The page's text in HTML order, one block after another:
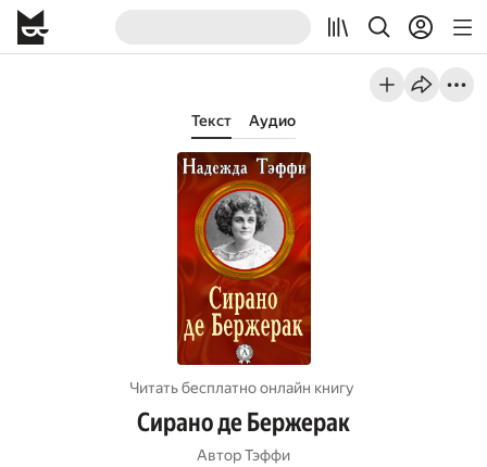
Текст Аудио
Читать бесплатно онлайн книгу
Сирано де Бержерак
АвторТэффи